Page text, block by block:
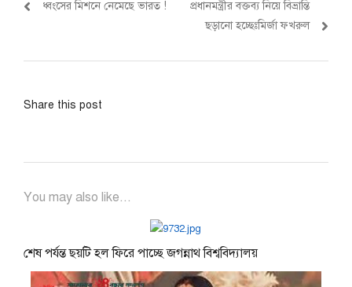
post:
ধ্বংসের মিশনে নেমেছে ভারত !
post:প্রধানমন্ত্রীর বক্তব্য নিয়ে বিভ্রান্তি
ছড়ানো হচ্ছেঃমির্জা ফখরুল
Share this post
You may also like...
শেষ পর্যন্ত ছয়টি হল ফিরে পাচ্ছে জগন্নাথ বিশ্ববিদ্যালয়